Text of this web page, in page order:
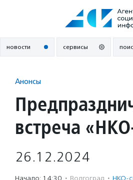
новости сервисы
Анонсы
встреча
26.12.2024
Начало: 14:30 · Волгоград · НКО-